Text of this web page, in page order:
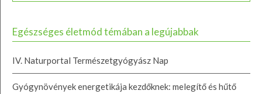
Egészséges életmód témában a legújabbak
IV. Naturportal Természetgyógyász Nap
Gyógynövények energetikája kezdőknek: melegítő és hűtő